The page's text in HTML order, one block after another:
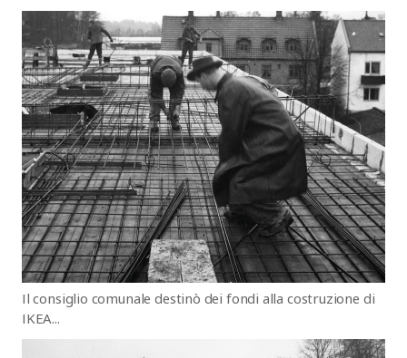
Il consiglio comunale destinò dei fondi alla costruzione di
IKEA...